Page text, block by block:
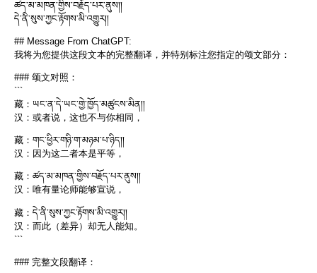
ཚད་མ་མཁན་གྱིས་བརྗོད་པར་ནུས།།
དེ་ནི་སུས་ཀྱང་རྟོགས་མི་འགྱུར།།
## Message From ChatGPT:
我将为您提供这段文本的完整翻译，并特别标注您指定的颂文部分：
### 颂文对照：
```
藏：ཡང་ན་དེ་ཡང་གྱེ་ཁྱོད་མཚུངས་མིན།།
汉：或者说，这也不与你相同，
藏：གང་ཕྱིར་གཉི་ག་མཉམ་པ་ཉིད།།
汉：因为这二者本是平等，
藏：ཚད་མ་མཁན་གྱིས་བརྗོད་པར་ནུས།།
汉：唯有量论师能够宣说，
藏：དེ་ནི་སུས་ཀྱང་རྟོགས་མི་འགྱུར།།
汉：而此（差异）却无人能知。
```
### 完整文段翻译：